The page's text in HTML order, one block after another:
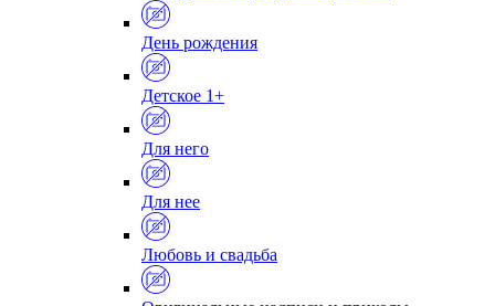
День рождения
Детское 1+
Для него
Для нее
Любовь и свадьба